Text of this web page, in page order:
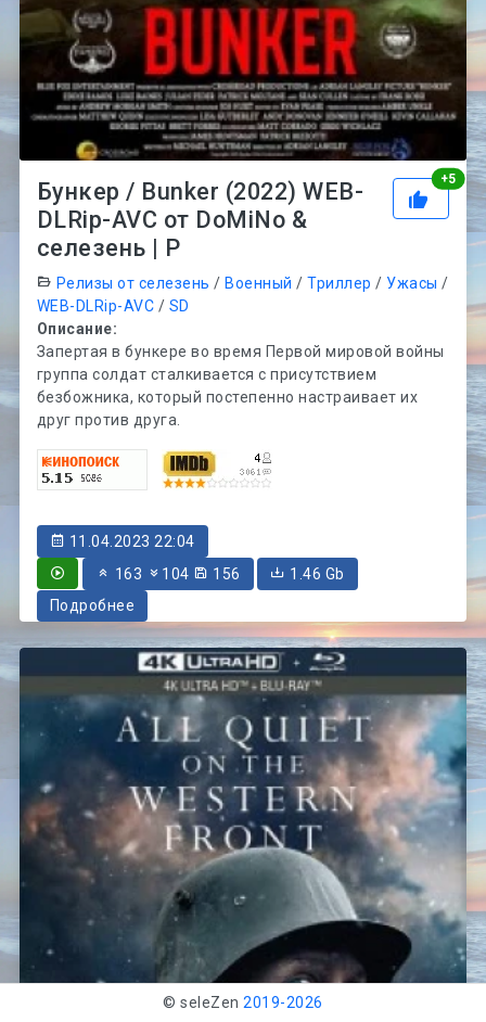
+5
Бункер / Bunker (2022) WEB-
DLRip-AVC от DoMiNo &
селезень | P
Релизы от селезень / Военный /Триллер / Ужасы /
WEB-DLRip-AVC / SD
Описание:
Запертая в бункере во время Первой мировой войны
группа солдат сталкивается с присутствием
безбожника, который постепенно настраивает их
друг против друга.
11.04.2023 22:04
163
104 156
1.46 Gb
Подробнее
© seleZen2019-2026